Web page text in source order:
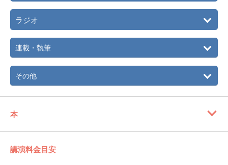
ラジオ
連載・執筆
その他
本
講演料金目安